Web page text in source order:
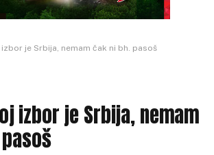
izbor je Srbija, nemam čak ni bh. pasoš
izbor je Srbija, nemam